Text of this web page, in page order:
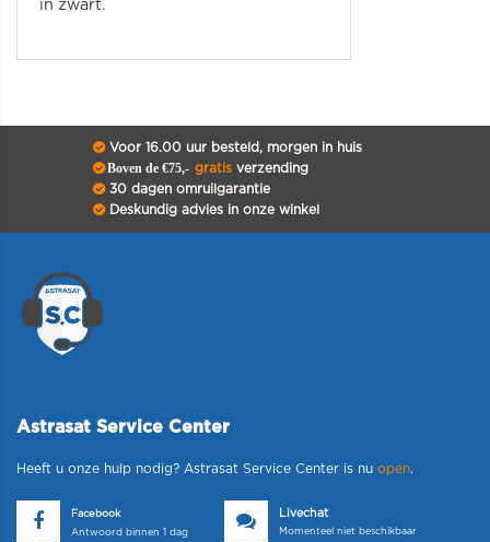
in zwart.
Voor 16.00 uur besteld, morgen in huis
Boven de €75,- gratisverzending
30 dagen omruilgarantie
Deskundig advies in onze winkel
Astrasat Service Center
Heeft u onze hulp nodig? Astrasat Service Center is nu open.
Facebook
Antwoord binnen 1 dag
Livechat
Momenteel niet beschikbaar